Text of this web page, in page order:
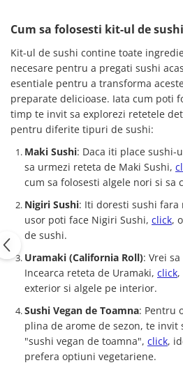
Cum sa folosesti kit-ul de
Kit-ul de sushi contine toate
necesare pentru a pregati sushi
esentiale pentru a transforma
preparate delicioase. Iata cum poti
timp te invit sa explorezi retetele
pentru diferite tipuri de sushi:
Maki Sushi: Daca iti place
sa urmezi reteta de Maki Sushi,
cum sa folosesti algele nori si sa
Nigiri Sushi: Iti doresti sushi
usor poti face Nigiri Sushi, click,
de sushi.
Uramaki (California Roll): Vrei
Incearca reteta de Uramaki, click
exterior si algele pe interior.
Sushi Vegan de Toamna: Pentru
plina de arome de sezon, te invit
"sushi vegan de toamna", click,
prefera optiuni vegetariene.